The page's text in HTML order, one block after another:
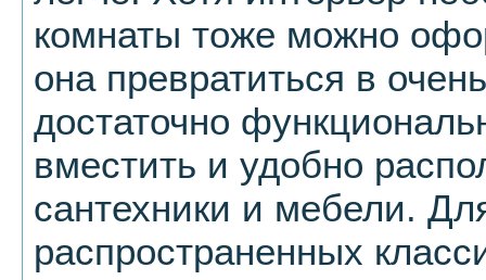
комнаты тоже можно
она превратиться в
достаточно
вместить и удобно
сантехники и мебели.
распространенных